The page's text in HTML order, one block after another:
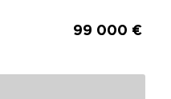
99 000 €